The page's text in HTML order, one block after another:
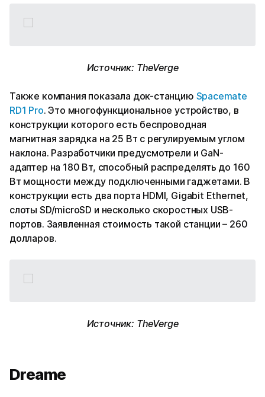
Источник: TheVerge
Также компания показала док-станцию Spacemate
RD1 Pro. Это многофункциональное устройство, в
конструкции которого есть беспроводная
магнитная зарядка на 25 Вт с регулируемым углом
наклона. Разработчики предусмотрели и GaN-
адаптер на 180 Вт, способный распределять до 160
Вт мощности между подключенными гаджетами. В
конструкции есть два порта HDMI, Gigabit Ethernet,
слоты SD/microSD и несколько скоростных USB-
портов. Заявленная стоимость такой станции – 260
долларов.
Источник: TheVerge
Dreame